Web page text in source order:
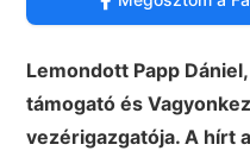
Lemondott Papp
támogató és
vezérigazgatója. A hírt